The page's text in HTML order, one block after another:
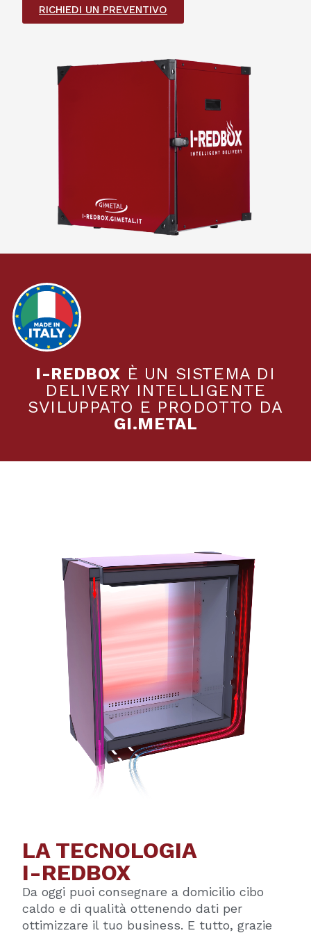
RICHIEDI UN PREVENTIVO
I-REDBOX È UN SISTEMA DI
DELIVERY INTELLIGENTE
SVILUPPATO E PRODOTTO DA
GI.METAL
LA TECNOLOGIA
I-REDBOX
Da oggi puoi consegnare a domicilio cibo
caldo e di qualità ottenendo dati per
ottimizzare il tuo business. E tutto, grazie